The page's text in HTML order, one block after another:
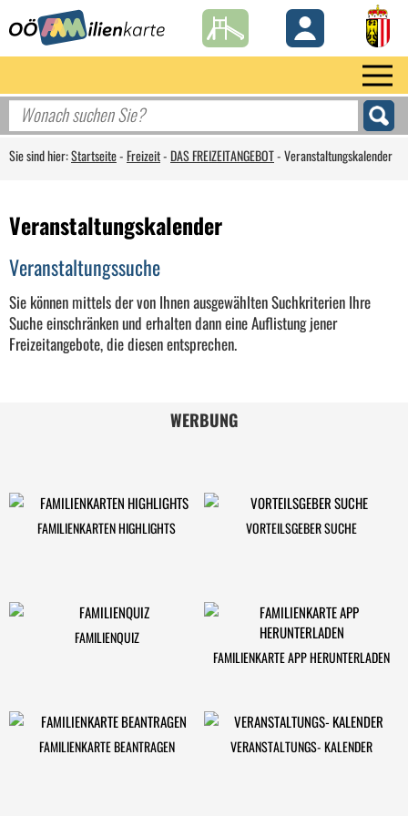
Sie sind hier:Startseite-Freizeit-DAS FREIZEITANGEBOT-Veranstaltungskalender
Veranstaltungskalender
Veranstaltungssuche
Sie können mittels der von Ihnen ausgewählten Suchkriterien Ihre
Suche einschränken und erhalten dann eine Auflistung jener
Freizeitangebote, die diesen entsprechen.
WERBUNG
FAMILIENKARTEN HIGHLIGHTS VORTEILSGEBER SUCHE
FAMILIENQUIZ
FAMILIENKARTE APP HERUNTERLADEN
FAMILIENKARTE BEANTRAGEN VERANSTALTUNGS- KALENDER